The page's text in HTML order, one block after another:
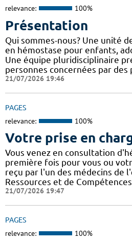
relevance: 100%
Présentation
Qui sommes-nous? Une unité
en hémostase pour enfants,
Une équipe pluridisciplinaire
personnes concernées par des
21/07/2026 19:46
PAGES
relevance: 100%
Votre prise en
Vous venez en consultation
première fois pour vous ou
reçu par l'un des médecins de
Ressources et de
21/07/2026 19:47
PAGES
relevance: 100%